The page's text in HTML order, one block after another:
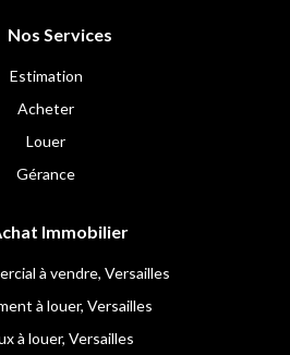
Nos Services
Estimation
Acheter
Louer
Gérance
Immobilier
à vendre, Versailles
à louer, Versailles
à louer, Versailles